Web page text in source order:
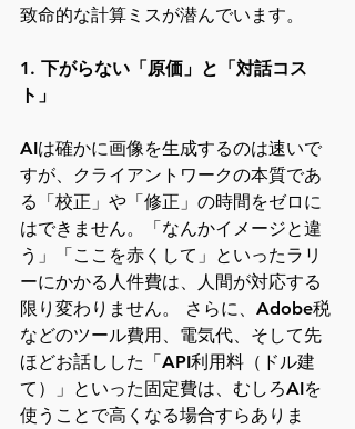
致命的な計算ミスが潜んでいます。
1. 下がらない「原価」と「対話コス
ト」
AIは確かに画像を生成するのは速いで
すが、クライアントワークの本質であ
る「校正」や「修正」の時間をゼロに
はできません。「なんかイメージと違
う」「ここを赤くして」といったラリ
ーにかかる人件費は、人間が対応する
限り変わりません。 さらに、Adobe税
などのツール費用、電気代、そして先
ほどお話しした「API利用料（ドル建
て）」といった固定費は、むしろAIを
使うことで高くなる場合すらありま